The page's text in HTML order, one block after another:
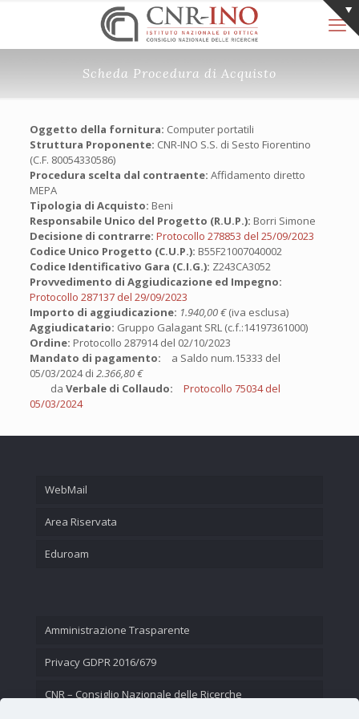
Scheda Procedura di Acquisto
Oggetto della fornitura: Computer portatili
Struttura Proponente: CNR-INO S.S. di Sesto Fiorentino
(C.F. 80054330586)
Procedura scelta dal contraente: Affidamento diretto
MEPA
Tipologia di Acquisto: Beni
Responsabile Unico del Progetto (R.U.P.): Borri Simone
Decisione di contrarre: Protocollo 278853 del 25/09/2023
Codice Unico Progetto (C.U.P.): B55F21007040002
Codice Identificativo Gara (C.I.G.): Z243CA3052
Provvedimento di Aggiudicazione ed Impegno:
Protocollo 287137 del 29/09/2023
Importo di aggiudicazione: 1.940,00 €(iva esclusa)
Aggiudicatario: Gruppo Galagant SRL (c.f.:14197361000)
Ordine: Protocollo 287914 del 02/10/2023
Mandato di pagamento: a Saldo num.15333 del
05/03/2024 di 2.366,80 €
da Verbale di Collaudo:
Protocollo 75034 del
05/03/2024
WebMail
Area Riservata
Eduroam
Amministrazione Trasparente
Privacy GDPR 2016/679
CNR – Consiglio Nazionale delle Ricerche